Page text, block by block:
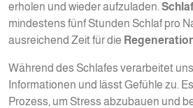
erholen und wieder aufzuladen.
mindestens fünf Stunden Schlaf pro
ausreichend Zeit für die
Während des Schlafes verarbeitet
Informationen und lässt Gefühle zu.
Prozess, um Stress abzubauen und